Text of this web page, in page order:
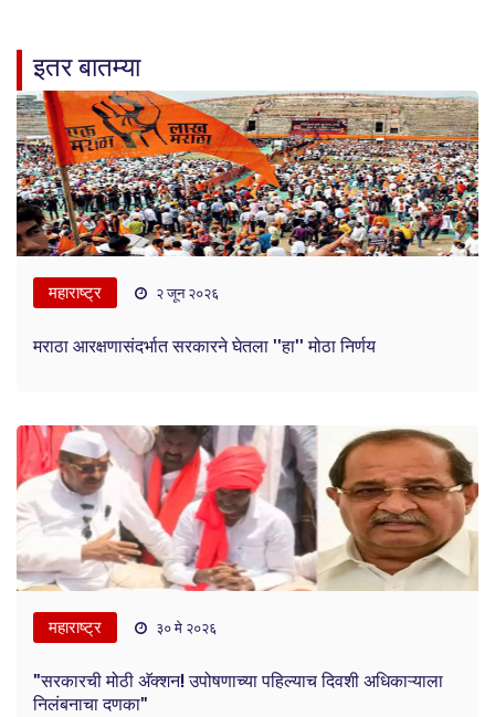
इतर बातम्या
महाराष्ट्र २ जून २०२६
मराठा आरक्षणासंदर्भात सरकारने घेतला ''हा'' मोठा निर्णय
महाराष्ट्र ३० मे २०२६
"सरकारची मोठी अ‍ॅक्शन! उपोषणाच्या पहिल्याच दिवशी अधिकाऱ्याला
निलंबनाचा दणका"